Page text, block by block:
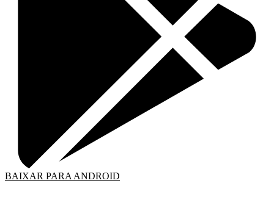
BAIXAR PARA ANDROID